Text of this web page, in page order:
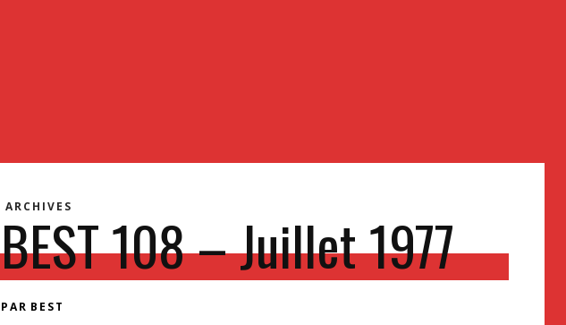
ARCHIVES
BEST 108 – Juillet 1977
PAR BEST